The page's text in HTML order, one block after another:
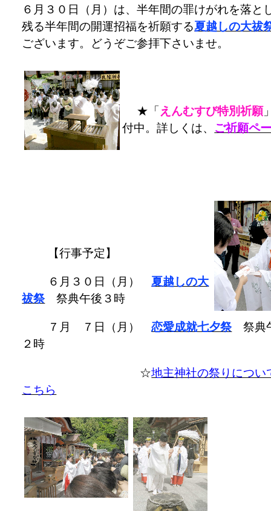
６月３０日（月）は、半年間の罪けがれを落と
残る半年間の開運招福を祈願する夏越しの大祓
ございます。どうぞご参拝下さいませ。
★「 えんむすび特別祈願
付中。詳しくは、 ご祈願ペ
【行事予定】
６月３０日（月） 夏越しの大
祓祭祭典午後３時
７月 ７日（月）恋愛成就七夕祭祭典
２時
☆地主神社の祭りについ
こちら